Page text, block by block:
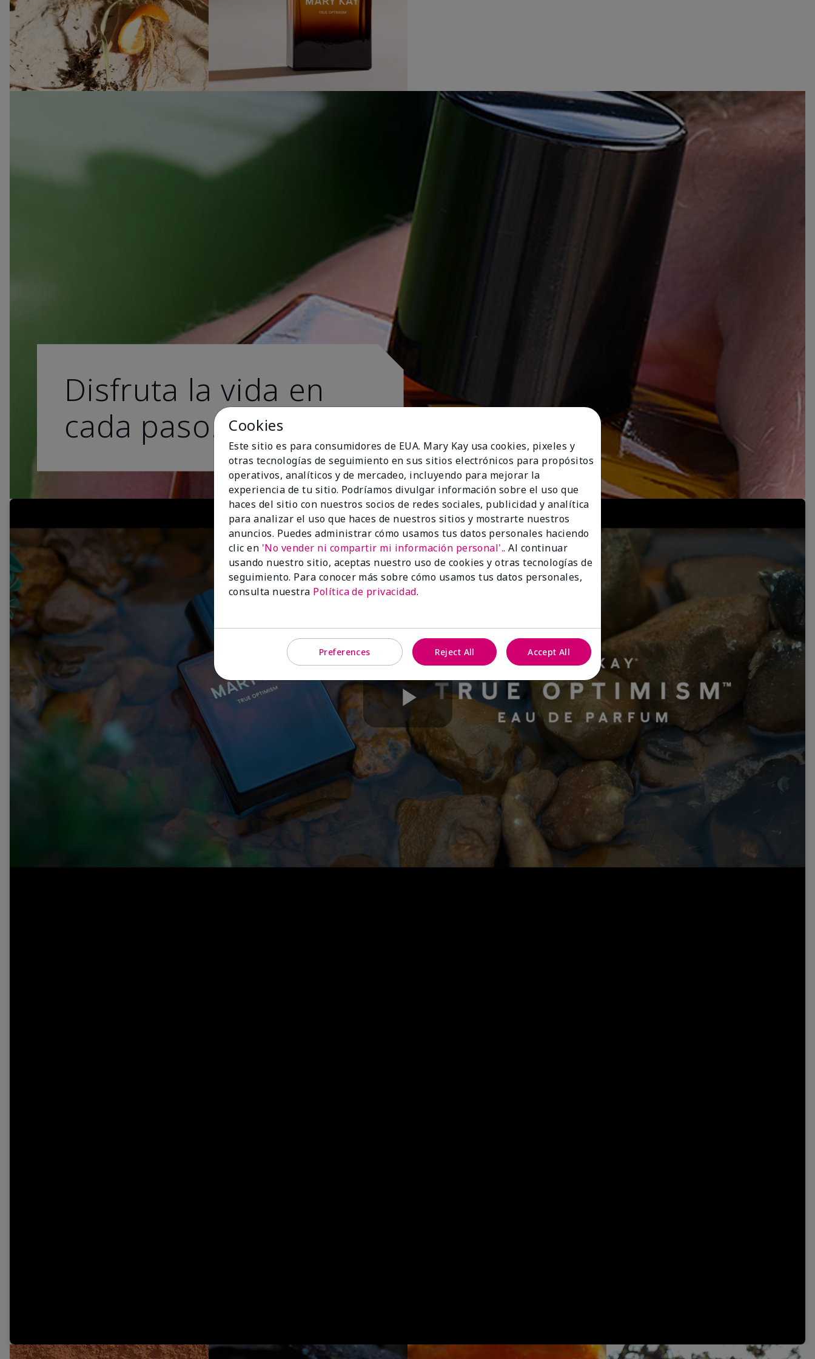
Disfruta la vida en
cada paso.
Play
Video
Cookies
Este sitio es para consumidores de EUA. Mary Kay usa cookies, pixeles y
otras tecnologías de seguimiento en sus sitios electrónicos para propósitos
operativos, analíticos y de mercadeo, incluyendo para mejorar la
experiencia de tu sitio. Podríamos divulgar información sobre el uso que
haces del sitio con nuestros socios de redes sociales, publicidad y analítica
para analizar el uso que haces de nuestros sitios y mostrarte nuestros
anuncios. Puedes administrar cómo usamos tus datos personales haciendo
clic en 'No vender ni compartir mi información personal'.. Al continuar
usando nuestro sitio, aceptas nuestro uso de cookies y otras tecnologías de
seguimiento. Para conocer más sobre cómo usamos tus datos personales,
consulta nuestra Política de privacidad.
Preferences Reject All Accept All